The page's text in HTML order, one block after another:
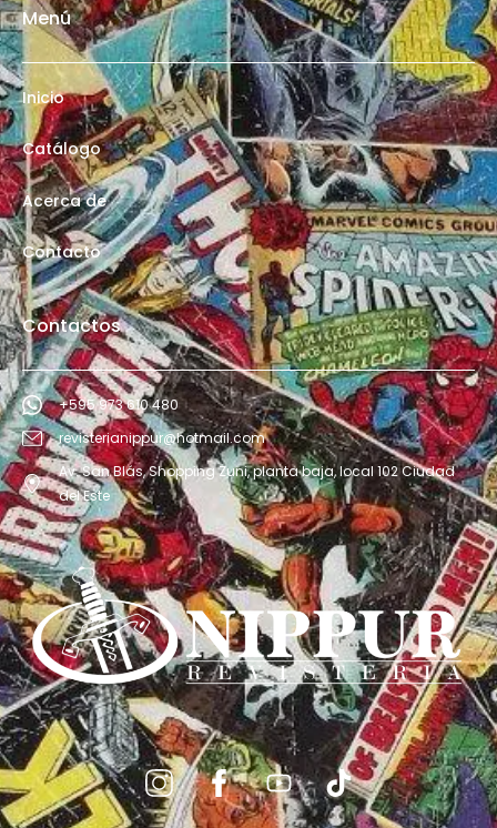
Menú
Inicio
Catálogo
Acerca de
Contacto
Contactos
+595 973 610 480
revisterianippur@hotmail.com
Av. San Blás, Shopping Zuni, planta baja, local 102 Ciudad
del Este